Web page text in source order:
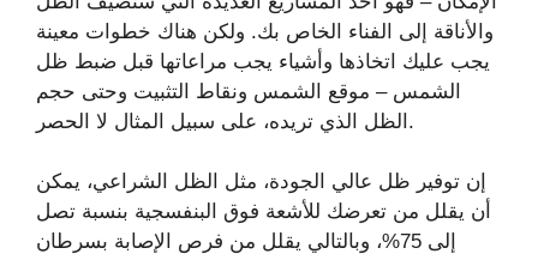
والأناقة إلى الفناء الخاص بك. ولكن هناك خطوات معينة
يجب عليك اتخاذها وأشياء يجب مراعاتها قبل ضبط ظل
الشمس – موقع الشمس ونقاط التثبيت وحتى حجم
الظل الذي تريده، على سبيل المثال لا الحصر.
إن توفير ظل عالي الجودة، مثل الظل الشراعي، يمكن
أن يقلل من تعرضك للأشعة فوق البنفسجية بنسبة تصل
إلى 75%، وبالتالي يقلل من فرص الإصابة بسرطان